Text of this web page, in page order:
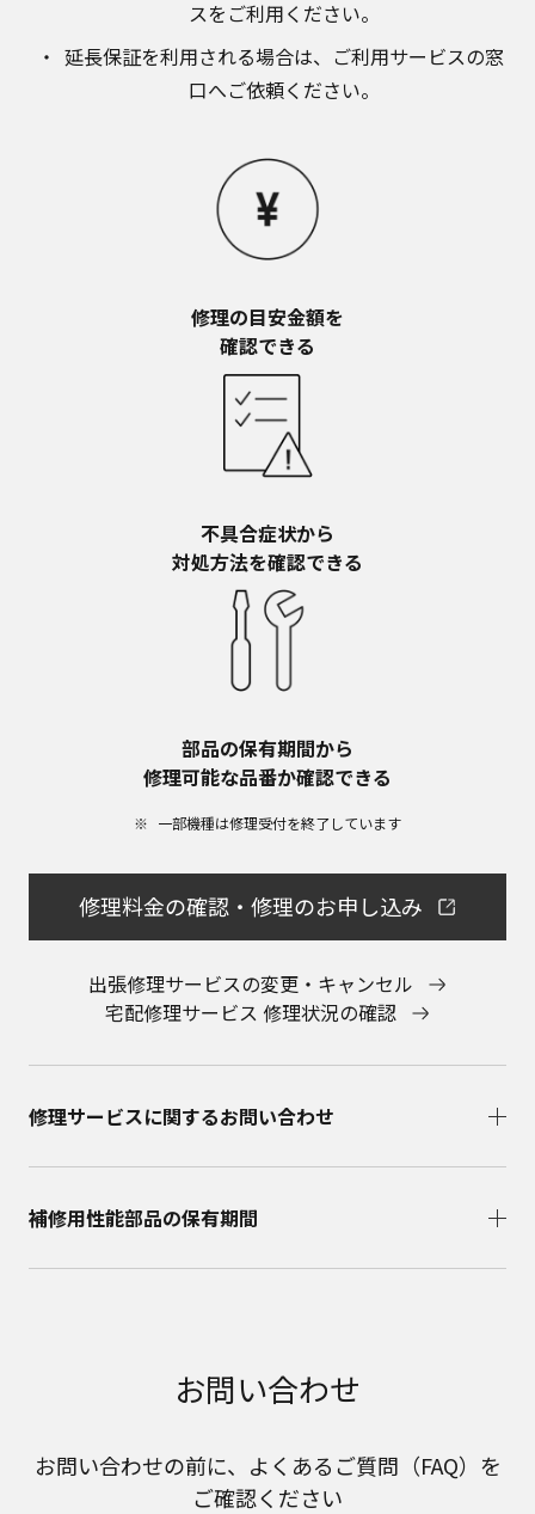
スをご利用ください。​
延長保証を利用される場合は、​ご利用サービスの窓
口へご依頼ください。
修理の目安金額を​
確認できる
不具合症状から​
対処方法を確認できる
部品の保有期間から​
修理可能な品番か確認できる
一部機種は修理受付を終了しています​
修理料金の確認・修理のお申し込み
出張修理サービスの変更・キャンセル
宅配修理サービス 修理状況の確認
修理サービスに関するお問い合わせ​
補修用性能部品の保有期間​
お問い合わせ
お問い合わせの前に、よくあるご質問（FAQ）を
ご確認ください